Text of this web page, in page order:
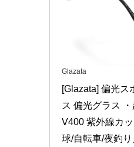
Glazata
[Glazata] 偏光ス
ス 偏光グラス
V400 紫外線カ
球/自転車/夜釣